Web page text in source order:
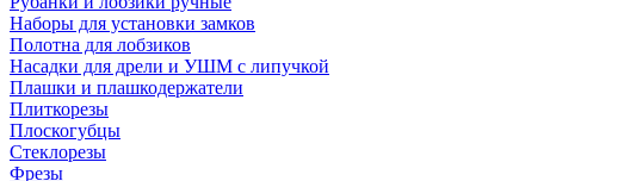
Наборы для установки замков
Полотна для лобзиков
Насадки для дрели и УШМ с липучкой
Плашки и плашкодержатели
Плиткорезы
Плоскогубцы
Стеклорезы
Фрезы